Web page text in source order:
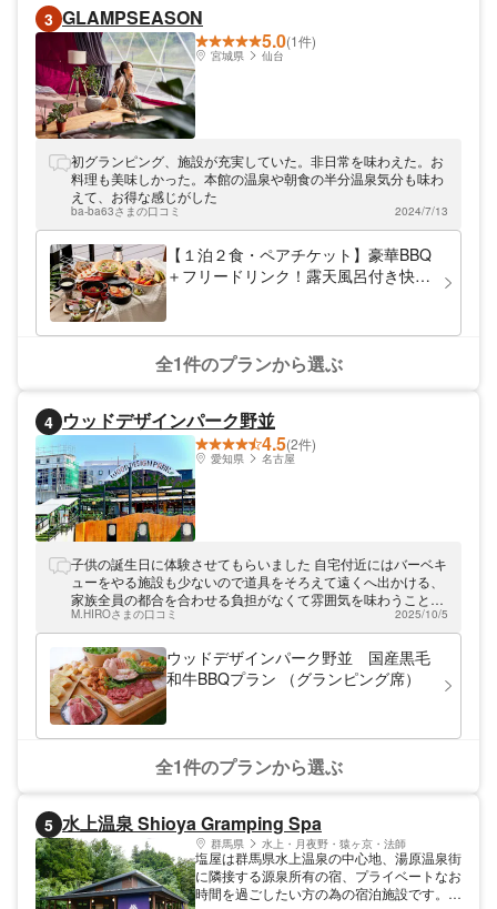
3 GLAMPSEASON
5.0(1件)
宮城県 仙台
初グランピング、施設が充実していた。非日常を味わえた。お
料理も美味しかった。本館の温泉や朝食の半分温泉気分も味わ
えて、お得な感じがした
ba-ba63さまの口コミ 2024/7/13
【１泊２食・ペアチケット】豪華BBQ
＋フリードリンク！露天風呂付き快適
全1件のプランから選ぶ
4 ウッドデザインパーク野並
4.5(2件)
愛知県 名古屋
子供の誕生日に体験させてもらいました 自宅付近にはバーベキ
ューをやる施設も少ないので道具をそろえて遠くへ出かける、
家族全員の都合を合わせる負担がなくて雰囲気を味わうことが
できてとても良かったです 設備も食材も専門的で屋内でキャン
プ気分を味わうというコンセプトはその通りだと思いました
M.HIROさまの口コミ 2025/10/5
ウッドデザインパーク野並 国産黒毛
和牛BBQプラン （グランピング席）
全1件のプランから選ぶ
5 水上温泉 Shioya Gramping Spa
群馬県 水上・月夜野・猿ヶ京・法師
塩屋は群馬県水上温泉の中心地、湯原温泉街
に隣接する源泉所有の宿、プライベートなお
時間を過ごしたい方の為の宿泊施設です。